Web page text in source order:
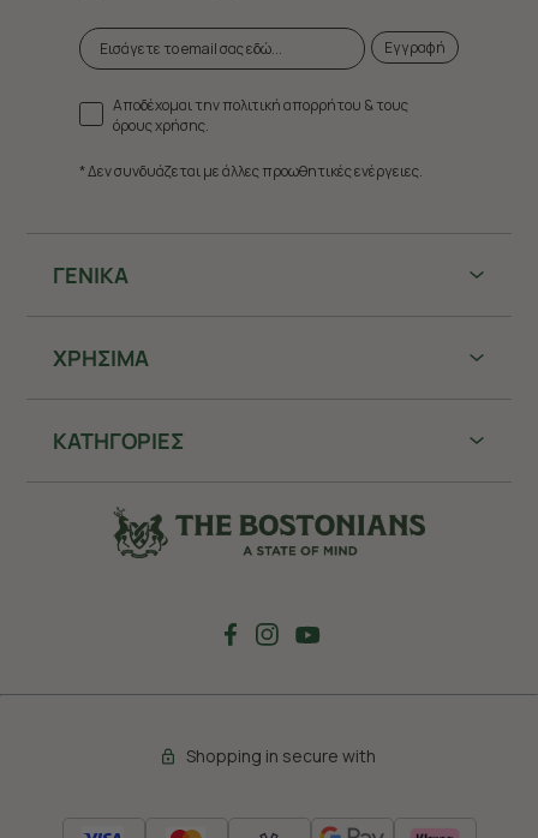
ΓΕΝΙΚΑ
ΧΡHΣΙΜΑ
ΚΑΤΗΓΟΡΙΕΣ
Εγγραφή
Αποδέχομαι την πολιτική απορρήτου & τους
όρους χρήσης.
* Δεν συνδυάζεται με άλλες προωθητικές ενέργειες.
Shopping in secure with